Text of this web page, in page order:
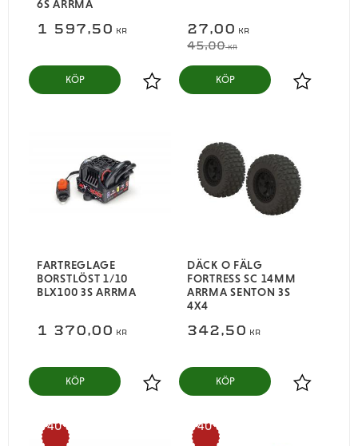
6S ARRMA
1 597,50 KR
Lägg till i favoriter
KÖP
27,00 KR
45,00KR
Lägg till i
KÖP
FARTREGLAGE
BORSTLÖST 1/10
BLX100 3S ARRMA
1 370,00 KR
Lägg till i favoriter
KÖP
DÄCK O FÄLG
FORTRESS SC 14MM
ARRMA SENTON 3S
4X4
342,50 KR
Lägg till i
KÖP
40 40